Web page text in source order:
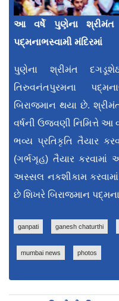
આ વર્ષે પુણેના શ્રીમંત
પદ્‌મનાભસ્વામી મંદિરમાં
પુણેના શ્રીમંત
તિરુવનંતપુરમના
બિરાજમાન થયા છે.
વર્ષની ઉજવણી નિમિત્તે આ
ભવ્ય પ્રતિકૃતિ તૈયાર
(ગર્ભગૃહ) તૈયાર
અસ્સલ નકશીકામ
છે શિખરે બિરાજમાન
ganpati ganesh chaturthi
mumbai news photos